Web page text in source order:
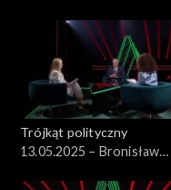
Trójkąt polityczny
13.05.2025 – Bronisław